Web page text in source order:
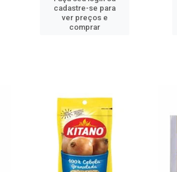
cadastre-se para
ver preços e
comprar